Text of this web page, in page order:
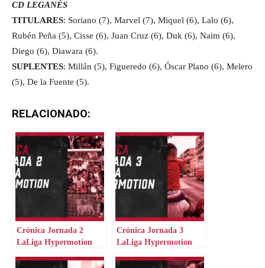
CD LEGANÉS
TITULARES: Soriano (7), Marvel (7), Miquel (6), Lalo (6),
Rubén Peña (5), Cisse (6), Juan Cruz (6), Duk (6), Naim (6),
Diego (6), Diawara (6).
SUPLENTES: Millán (5), Figueredo (6), Óscar Plano (6), Melero
(5), De la Fuente (5).
RELACIONADO:
Crónica Jornada 2
LaLiga Hypermotion
Crónica Jornada 3
LaLiga Hypermotion